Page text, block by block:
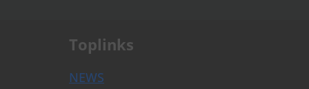
Toplinks
NEWS